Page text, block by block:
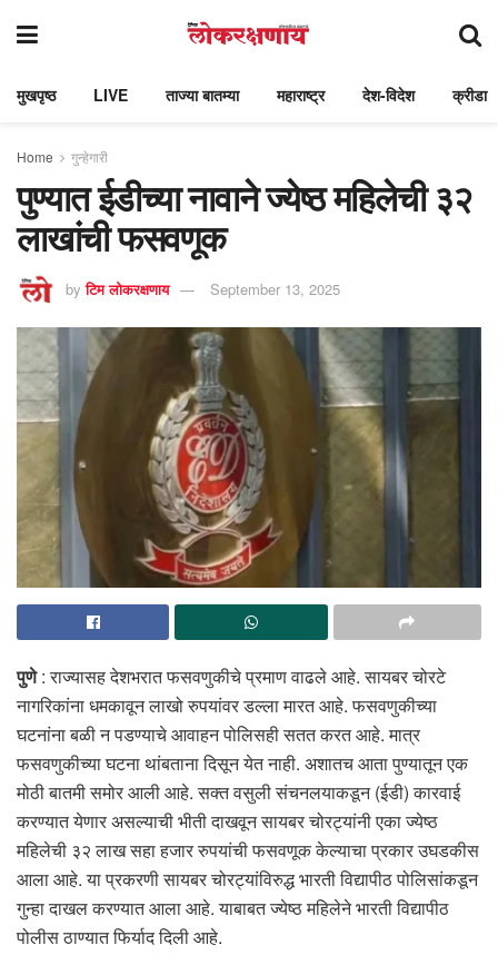
मुखपृष्ठ LIVE ताज्या बातम्या महाराष्ट्र देश-विदेश क्रीडा
Home गुन्हेगारी
पुण्यात ईडीच्या नावाने ज्येष्ठ महिलेची ३२
लाखांची फसवणूक
by टिम लोकरक्षणाय September 13, 2025
पुणे: राज्यासह देशभरात फसवणुकीचे प्रमाण वाढले आहे. सायबर चोरटे
नागरिकांना धमकावून लाखो रुपयांवर डल्ला मारत आहे. फसवणुकीच्या
घटनांना बळी न पडण्याचे आवाहन पोलिसही सतत करत आहे. मात्र
फसवणुकीच्या घटना थांबताना दिसून येत नाही. अशातच आता पुण्यातून एक
मोठी बातमी समोर आली आहे. सक्त वसुली संचनलयाकडून (ईडी) कारवाई
करण्यात येणार असल्याची भीती दाखवून सायबर चोरट्यांनी एका ज्येष्ठ
महिलेची ३२ लाख सहा हजार रुपयांची फसवणूक केल्याचा प्रकार उघडकीस
आला आहे. या प्रकरणी सायबर चोरट्यांविरुद्ध भारती विद्यापीठ पोलिसांकडून
गुन्हा दाखल करण्यात आला आहे. याबाबत ज्येष्ठ महिलेने भारती विद्यापीठ
पोलीस ठाण्यात फिर्याद दिली आहे.